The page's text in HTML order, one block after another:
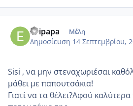
evipapa Μέλη
Δημοσίευση 14 Σεπτεμβρίου,
Sisi , να μην στεναχωριέσαι
μάθει με παπουτσάκια!
Γιατί να τα θέλει?Αφού